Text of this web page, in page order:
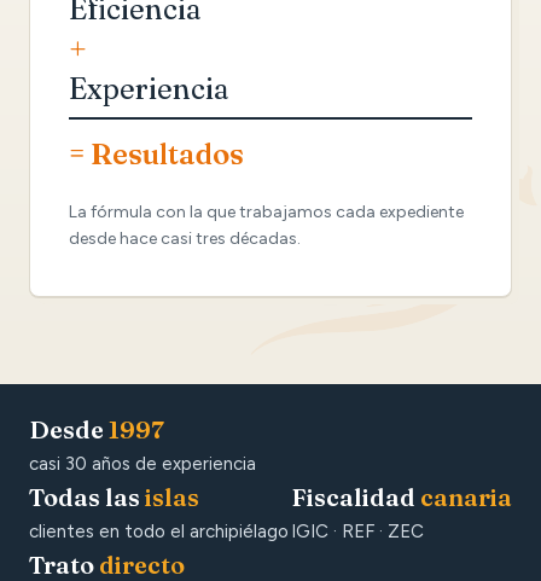
Eficiencia
+
Experiencia
= Resultados
La fórmula con la que trabajamos cada expediente
desde hace casi tres décadas.
Desde 1997
casi 30 años de experiencia
Todas las islas
clientes en todo el archipiélago
Fiscalidad canaria
IGIC · REF · ZEC
Trato directo